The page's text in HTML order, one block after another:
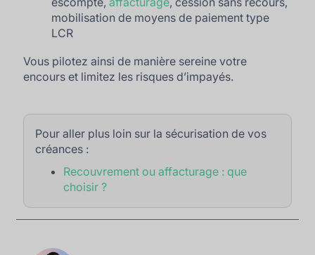
mobilisation de moyens de paiement type
LCR
Vous pilotez ainsi de manière sereine votre
encours et limitez les risques d’impayés.
Pour aller plus loin sur la sécurisation de vos
créances :
Recouvrement ou affacturage : que
choisir ?